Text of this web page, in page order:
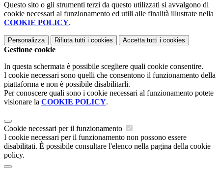
Questo sito o gli strumenti terzi da questo utilizzati si avvalgono di
cookie necessari al funzionamento ed utili alle finalità illustrate nella
COOKIE POLICY.
Personalizza Rifiuta tutti i cookies Accetta tutti i cookies
Gestione cookie
In questa schermata è possibile scegliere quali cookie consentire.
I cookie necessari sono quelli che consentono il funzionamento della
piattaforma e non è possibile disabilitarli.
Per conoscere quali sono i cookie necessari al funzionamento potete
visionare la COOKIE POLICY.
Cookie necessari per il funzionamento
I cookie necessari per il funzionamento non possono essere
disabilitati. È possibile consultare l'elenco nella pagina della cookie
policy.